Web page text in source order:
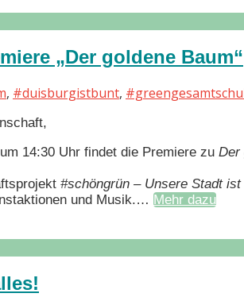
„Der goldene Baum“
, #duisburgistbunt,
14:30 Uhr findet die Premiere zu Der
#schöngrün – Unsere Stadt
und Musik.… Mehr dazu